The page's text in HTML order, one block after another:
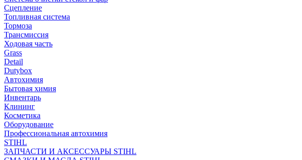
Сцепление
Топливная система
Тормоза
Трансмиссия
Ходовая часть
Grass
Detail
Dutybox
Автохимия
Бытовая химия
Инвентарь
Клининг
Косметика
Оборудование
Профессиональная автохимия
STIHL
ЗАПЧАСТИ И АКСЕССУАРЫ STIHL